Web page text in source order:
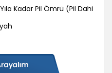
Kadar Pil Ömrü (Pil Dahildir)